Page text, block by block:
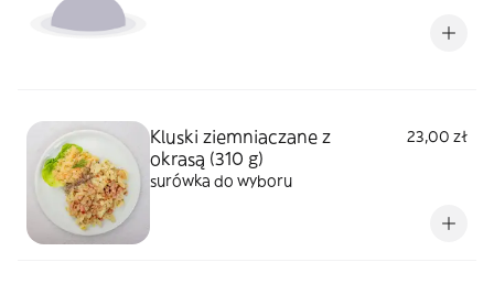
Kluski ziemniaczane z
okrasą (310 g)
23,00 zł
surówka do wyboru